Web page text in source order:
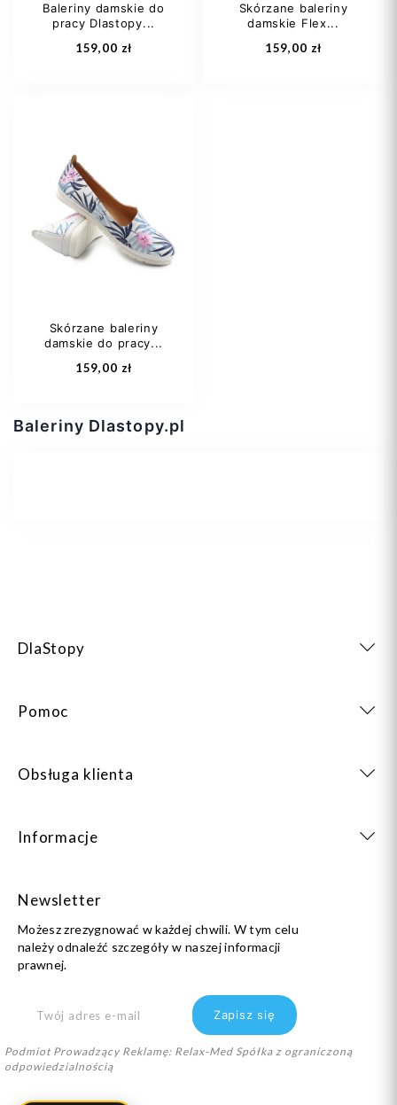
Baleriny Dlastopy.pl
Dodaj do koszyka Dodaj do koszyka
Baleriny damskie do
pracy Dlastopy...
159,00 zł
36 37
39
40 +2
Dodaj do koszyka
Skórzane baleriny
damskie Flex...
159,00 zł
Skórzane baleriny
damskie do pracy...
159,00 zł
DlaStopy
Pomoc
Obsługa klienta
Informacje
Newsletter
Możesz zrezygnować w każdej chwili. W tym celu
należy odnaleźć szczegóły w naszej informacji
prawnej.
Podmiot Prowadzący Reklamę: Relax-Med Spółka z ograniczoną
odpowiedzialnością